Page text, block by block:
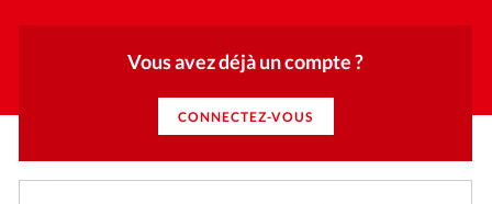
Vous avez déjà un compte ?
CONNECTEZ-VOUS